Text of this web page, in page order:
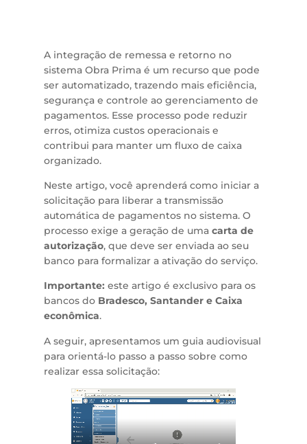
A integração de remessa e retorno no
sistema Obra Prima é um recurso que pode
ser automatizado, trazendo mais eficiência,
segurança e controle ao gerenciamento de
pagamentos. Esse processo pode reduzir
erros, otimiza custos operacionais e
contribui para manter um fluxo de caixa
organizado.
Neste artigo, você aprenderá como iniciar a
solicitação para liberar a transmissão
automática de pagamentos no sistema. O
processo exige a geração de uma carta de
autorização, que deve ser enviada ao seu
banco para formalizar a ativação do serviço.
Importante: este artigo é exclusivo para os
bancos do Bradesco, Santander e Caixa
econômica.
A seguir, apresentamos um guia audiovisual
para orientá-lo passo a passo sobre como
realizar essa solicitação: